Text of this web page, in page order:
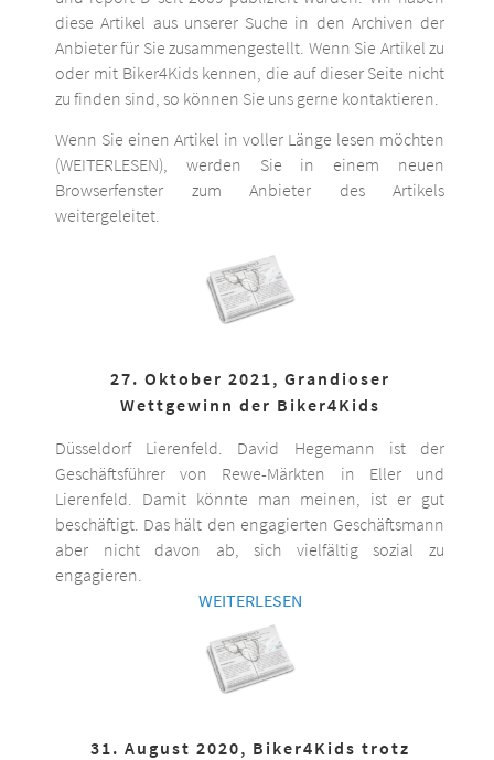
diese Artikel aus unserer Suche in den Archiven der
Anbieter für Sie zusammengestellt. Wenn Sie Artikel zu
oder mit Biker4Kids kennen, die auf dieser Seite nicht
zu finden sind, so können Sie uns gerne kontaktieren.
Wenn Sie einen Artikel in voller Länge lesen möchten
(WEITERLESEN), werden Sie in einem neuen
Browserfenster zum Anbieter des Artikels
weitergeleitet.
27. Oktober 2021, Grandioser
Wettgewinn der Biker4Kids
Düsseldorf Lierenfeld. David Hegemann ist der
Geschäftsführer von Rewe-Märkten in Eller und
Lierenfeld. Damit könnte man meinen, ist er gut
beschäftigt. Das hält den engagierten Geschäftsmann
aber nicht davon ab, sich vielfältig sozial zu
engagieren.
WEITERLESEN
31. August 2020, Biker4Kids trotz